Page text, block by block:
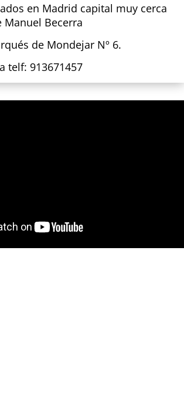
en Madrid capital muy cerca
Manuel Becerra
de Mondejar Nº 6.
telf: 913671457